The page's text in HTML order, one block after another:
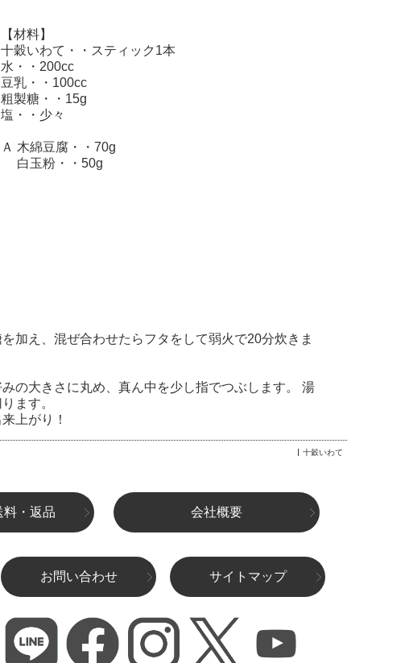
【材料】
十穀いわて・・スティック1本
水・・200cc
豆乳・・100cc
粗製糖・・15g
塩・・少々
Ａ 木綿豆腐・・70g
白玉粉・・50g
加え、混ぜ合わせたらフタをして弱火で20分炊きま
の大きさに丸め、真ん中を少し指でつぶします。 湯
ます。
上がり！
十穀いわて
料・返品 会社概要
お問い合わせ サイトマップ